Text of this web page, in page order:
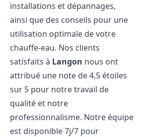
installations et dépannages,
ainsi que des conseils pour une
utilisation optimale de votre
chauffe-eau. Nos clients
satisfaits à Langon nous ont
attribué une note de 4,5 étoiles
sur 5 pour notre travail de
qualité et notre
professionnalisme. Notre équipe
est disponible 7j/7 pour